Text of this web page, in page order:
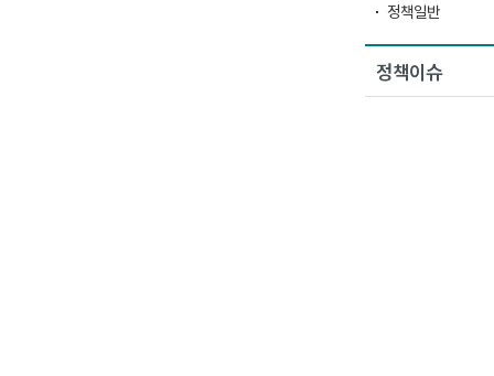
정책일반
정책이슈